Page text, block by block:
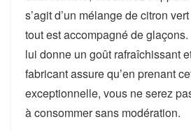
s’agit d’un mélange de citron
tout est accompagné de
lui donne un goût rafraîchissant
fabricant assure qu’en prenant
exceptionnelle, vous ne serez
à consommer sans modération.